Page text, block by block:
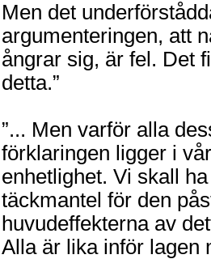
Men det
argumenteringen, att
ångrar sig, är fel. Det
detta.”
”... Men varför alla
förklaringen ligger i
enhetlighet. Vi skall
täckmantel för den
huvudeffekterna av
Alla är lika inför lagen